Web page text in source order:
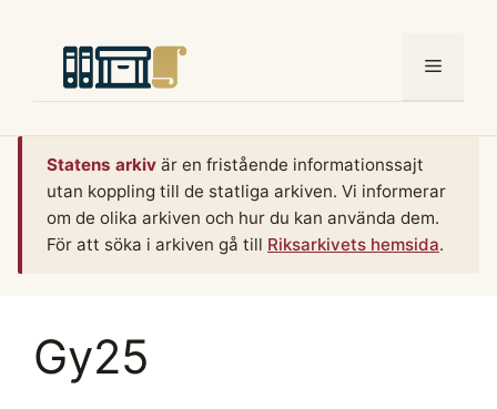
innehåll
Meny
Statens arkiv är en fristående informationssajt
utan koppling till de statliga arkiven. Vi informerar
om de olika arkiven och hur du kan använda dem.
För att söka i arkiven gå till Riksarkivets hemsida.
Gy25